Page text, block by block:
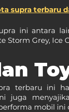
supra terbaru
ini antara
Storm Grey,
terbaru ini
juga
mobil